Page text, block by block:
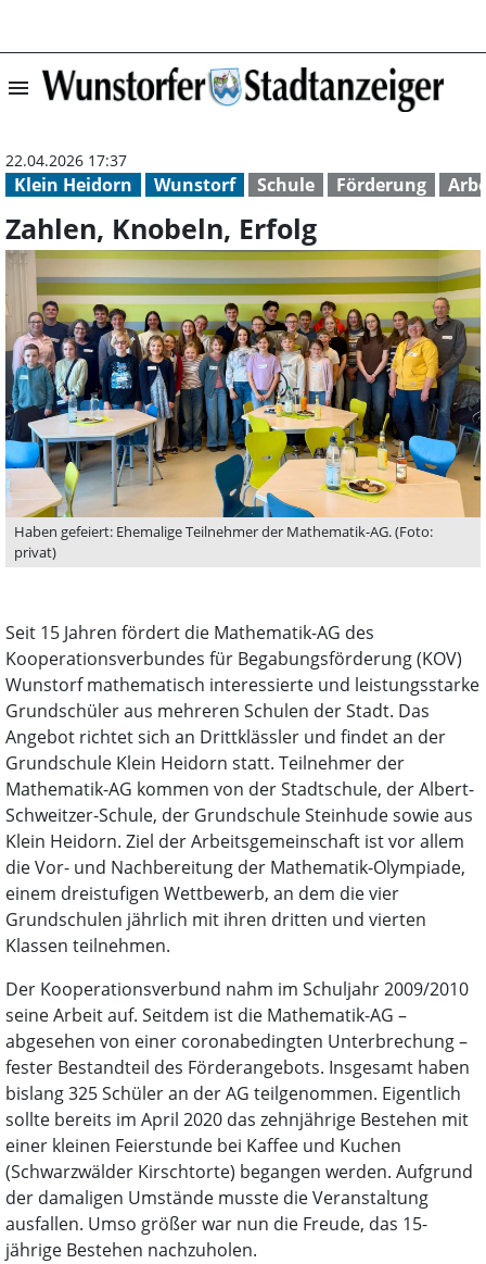
menu Zahlen,
Klein Heidorn Wunstorf Schule Förderung
22.04.2026 17:37
Zahlen, Knobeln, Erfolg
Haben gefeiert: Ehemalige Teilnehmer der Mathematik-AG. (Foto:
privat)
Seit 15 Jahren fördert die Mathematik-AG des
Kooperationsverbundes für Begabungsförderung (KOV)
Wunstorf mathematisch interessierte und leistungsstarke
Grundschüler aus mehreren Schulen der Stadt. Das
Angebot richtet sich an Drittklässler und findet an der
Grundschule Klein Heidorn statt. Teilnehmer der
Mathematik-AG kommen von der Stadtschule, der Albert-
Schweitzer-Schule, der Grundschule Steinhude sowie aus
Klein Heidorn. Ziel der Arbeitsgemeinschaft ist vor allem
die Vor- und Nachbereitung der Mathematik-Olympiade,
einem dreistufigen Wettbewerb, an dem die vier
Grundschulen jährlich mit ihren dritten und vierten
Klassen teilnehmen.
Der Kooperationsverbund nahm im Schuljahr 2009/2010
seine Arbeit auf. Seitdem ist die Mathematik-AG –
abgesehen von einer coronabedingten Unterbrechung –
fester Bestandteil des Förderangebots. Insgesamt haben
bislang 325 Schüler an der AG teilgenommen. Eigentlich
sollte bereits im April 2020 das zehnjährige Bestehen mit
einer kleinen Feierstunde bei Kaffee und Kuchen
(Schwarzwälder Kirschtorte) begangen werden. Aufgrund
der damaligen Umstände musste die Veranstaltung
ausfallen. Umso größer war nun die Freude, das 15-
jährige Bestehen nachzuholen.